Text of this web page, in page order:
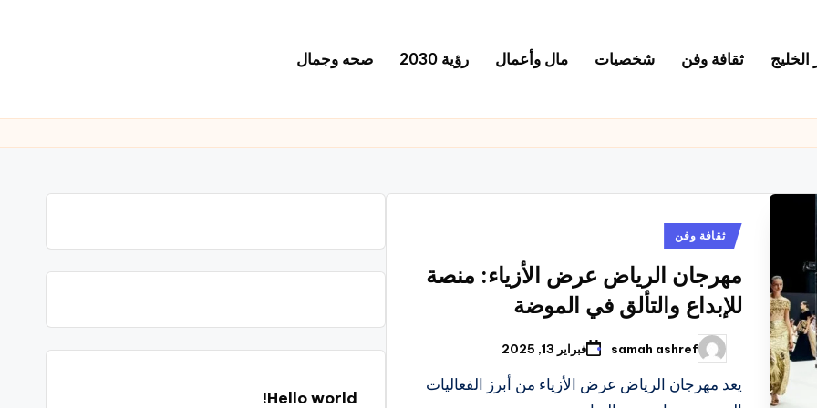
الخليج ثقافة وفن شخصيات مال وأعمال رؤية 2030 صحه وجمال
نُشرثقافة وفن
مهرجان الرياض عرض الأزياء: منصة
للإبداع والتألق في الموضة
تمّ
النشر
بواسطة
samah ashref فبراير 13, 2025
يعد مهرجان الرياض عرض الأزياء من أبرز الفعاليات
Hello world!